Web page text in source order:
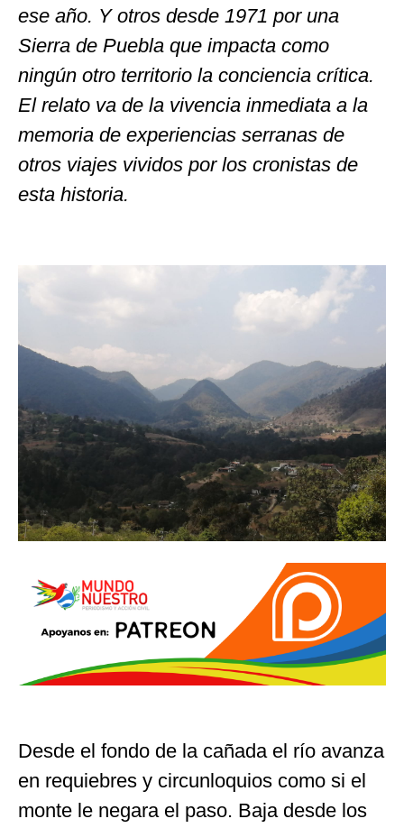
ese año. Y otros desde 1971 por una
Sierra de Puebla que impacta como
ningún otro territorio la conciencia crítica.
El relato va de la vivencia inmediata a la
memoria de experiencias serranas de
otros viajes vividos por los cronistas de
esta historia.
Desde el fondo de la cañada el río avanza
en requiebres y circunloquios como si el
monte le negara el paso. Baja desde los